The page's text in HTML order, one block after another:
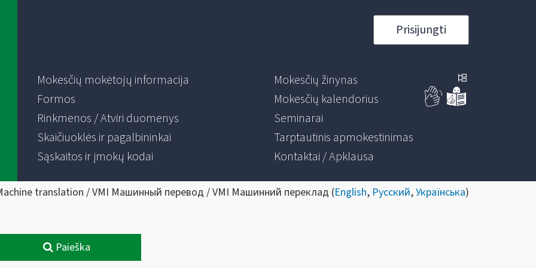
Prisijungti
Mokesčių mokėtojų informacija
Formos
Rinkmenos / Atviri duomenys
Skaičiuoklės ir pagalbininkai
Sąskaitos ir įmokų kodai
Mokesčių žinynas
Mokesčių kalendorius
Seminarai
Tarptautinis apmokestinimas
Kontaktai / Apklausa
translation / VMI Машинный перевод / VMI Машинний переклад (English, Русский,Українська)
Paieška